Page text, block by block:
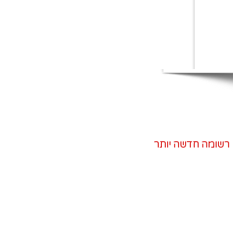
רשומה חדשה יותר